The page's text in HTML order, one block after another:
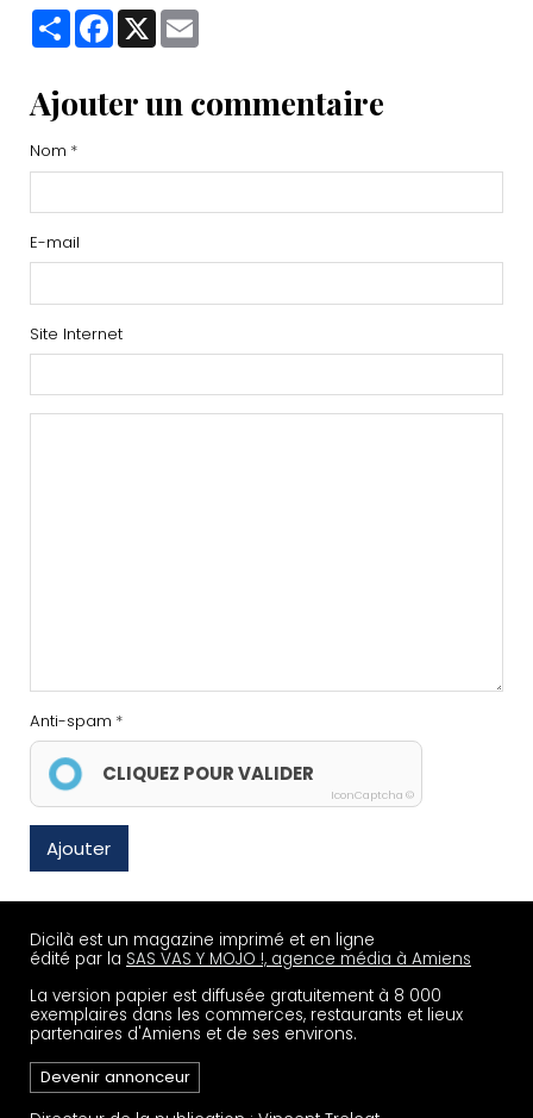
PartagerFacebook
X
Ajouter un commentaire
Nom
E-mail
Site Internet
Anti-spam
CLIQUEZ POUR VALIDER
IconCaptcha ©
Ajouter
Dicilà est un magazine imprimé et en ligne
édité par la SAS VAS Y MOJO !, agence média à Amiens
La version papier est diffusée gratuitement à 8 000
exemplaires dans les commerces, restaurants et lieux
partenaires d'Amiens et de ses environs.
Devenir annonceur